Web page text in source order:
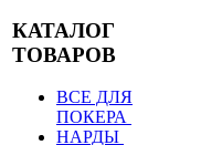
КАТАЛОГ
ТОВАРОВ
ВСЕ ДЛЯ
ПОКЕРА
НАРДЫ